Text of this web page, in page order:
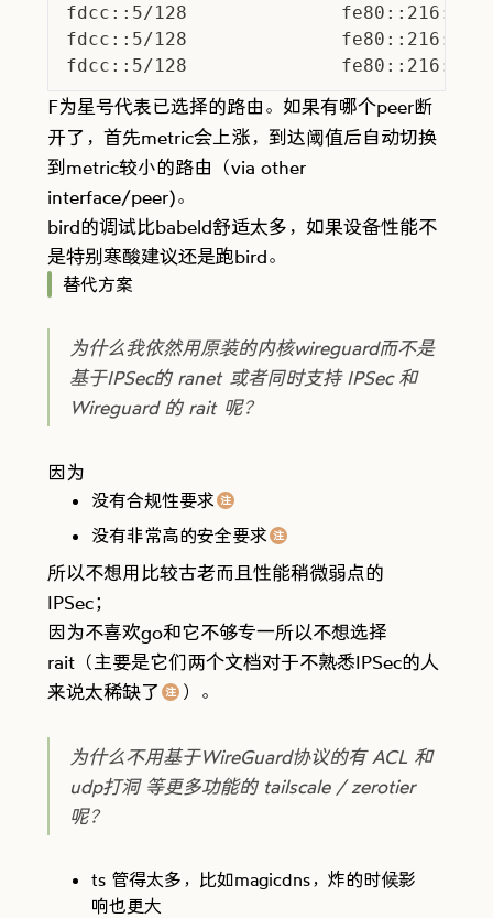
fdcc::5/128
fdcc::5/128
fdcc::5/128
F为星号代表已选择的路由。如果有哪个peer断
开了，首先metric会上涨，到达阈值后自动切换
到metric较小的路由（via other
interface/peer)。
bird的调试比babeld舒适太多，如果设备性能不
是特别寒酸建议还是跑bird。
替代方案
为什么我依然用原装的内核wireguard而不是
基于IPSec的 ranet或者同时支持 IPSec 和
Wireguard 的 rait呢？
因为
没有合规性要求 注comment
没有非常高的安全要求 注comment
所以不想用比较古老而且性能稍微弱点的
IPSec；
因为不喜欢go和它不够专一所以不想选择
rait（主要是它们两个文档对于不熟悉IPSec的人
来说太稀缺了 注
comment
）。
为什么不用基于WireGuard协议的有 ACL 和
udp打洞 等更多功能的 tailscale / zerotier
呢？
ts 管得太多，比如magicdns，炸的时候影
响也更大